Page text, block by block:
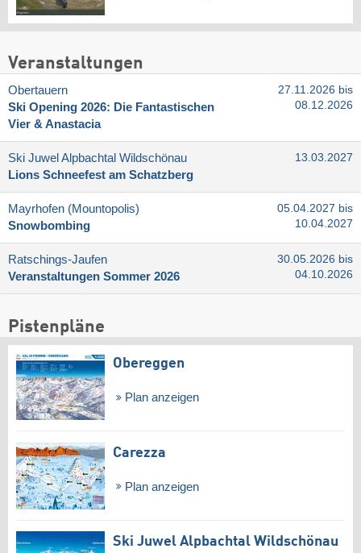
Veranstaltungen
Obertauern
Ski Opening 2026: Die Fantastischen
Vier & Anastacia
27.11.2026 bis
08.12.2026
Ski Juwel Alpbachtal Wildschönau
Lions Schneefest am Schatzberg
13.03.2027
Mayrhofen (Mountopolis)
Snowbombing
05.04.2027 bis
10.04.2027
Ratschings-Jaufen
Veranstaltungen Sommer 2026
30.05.2026 bis
04.10.2026
Pistenpläne
Obereggen
Plan anzeigen
Carezza
Plan anzeigen
Ski Juwel Alpbachtal Wildschönau